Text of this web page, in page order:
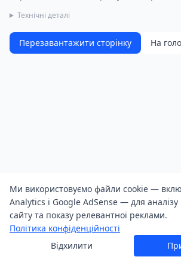
Технічні деталі
Перезавантажити сторінку На
Ми використовуємо файли cookie —
Analytics і Google AdSense — для
сайту та показу релевантної реклами.
Політика конфіденційності
Відхилити